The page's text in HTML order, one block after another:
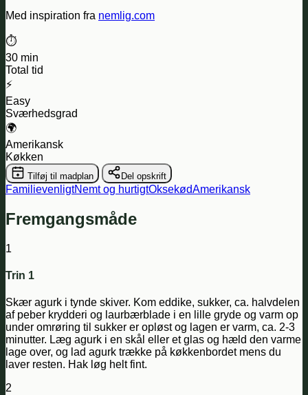
Med inspiration fra nemlig.com
⏱️
30 min
Total tid
⚡
Easy
Sværhedsgrad
🌍
Amerikansk
Køkken
Tilføj til madplan Del opskrift
FamilievenligtNemt og hurtigtOksekødAmerikansk
Fremgangsmåde
1
Trin 1
Skær agurk i tynde skiver. Kom eddike, sukker, ca. halvdelen
af peber krydderi og laurbærblade i en lille gryde og varm op
under omrøring til sukker er opløst og lagen er varm, ca. 2-3
minutter. Læg agurk i en skål eller et glas og hæld den varme
lage over, og lad agurk trække på køkkenbordet mens du
laver resten. Hak løg helt fint.
2